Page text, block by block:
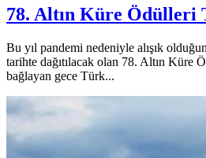
78. Altın Küre Ödülleri
Bu yıl pandemi nedeniyle alışık
tarihte dağıtılacak olan 78. Altın Küre
bağlayan gece Türk...